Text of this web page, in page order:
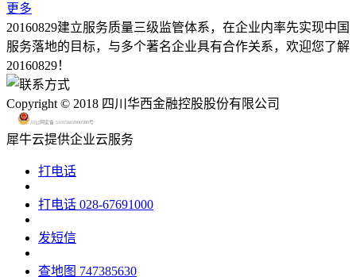
更多
20160829建立服务质量三级监管体系，在企业内率先实现中国
服务落地的目标，与多个著名企业具有合作关系，欢迎您了解
20160829！
Copyright © 2018 四川华西金融控股股份有限公司
川公网安备 51015602000580号
犀牛云提供企业云服务
打电话
打电话 028-67691000
发短信
查地图 747385630